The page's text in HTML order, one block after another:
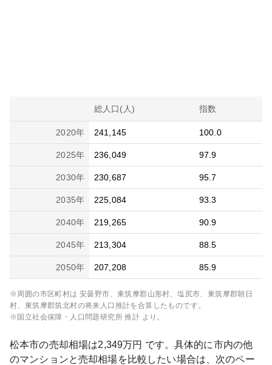
総人口(人) 指数
2020年 241,145 100.0
2025年 236,049 97.9
2030年 230,687 95.7
2035年 225,084 93.3
2040年 219,265 90.9
2045年 213,304 88.5
2050年 207,208 85.9
※周囲の市区町村は 安曇野市、東筑摩郡山形村、塩尻市、東筑摩郡朝日
村、東筑摩郡筑北村の将来人口推計を合算したものです。
※国立社会保障・人口問題研究所 推計 より。
松本市の売却相場は2,349万円 です。具体的に市内の他
のマンションと売却相場を比較したい場合は、次のペー